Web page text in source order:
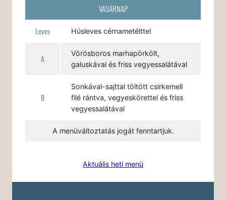
VASÁRNAP
Leves Húsleves cérnametélttel
A
Vörösboros marhapörkölt,
galuskával és friss vegyessalátával
B
Sonkával-sajttal töltött csirkemell
filé rántva, vegyeskörettel és friss
vegyessalátával
A menüváltoztatás jogát fenntartjuk.
Aktuális heti menü